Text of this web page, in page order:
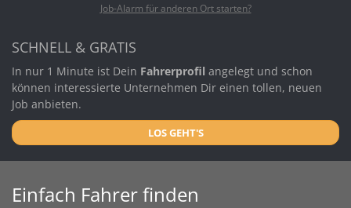
Job-Alarm für anderen Ort starten?
SCHNELL & GRATIS
In nur 1 Minute ist Dein Fahrerprofil angelegt und schon
können interessierte Unternehmen Dir einen tollen, neuen
Job anbieten.
LOS GEHT'S
Einfach Fahrer finden